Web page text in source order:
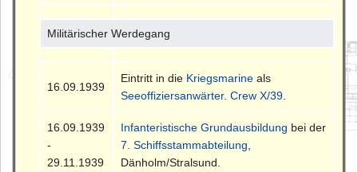
Militärischer Werdegang
16.09.1939
Eintritt in die Kriegsmarine als
Seeoffiziersanwärter.Crew X/39
16.09.1939
-
29.11.1939
Infanteristische Grundausbildung bei der
7. Schiffsstammabteilung
Dänholm/Stralsund.